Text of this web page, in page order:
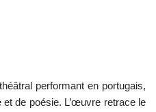
performant en portugais,
de poésie. L’œuvre retrace le